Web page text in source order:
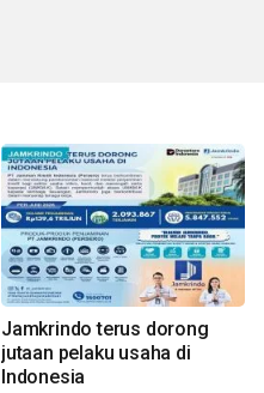
Jamkrindo terus dorong
jutaan pelaku usaha di
Indonesia